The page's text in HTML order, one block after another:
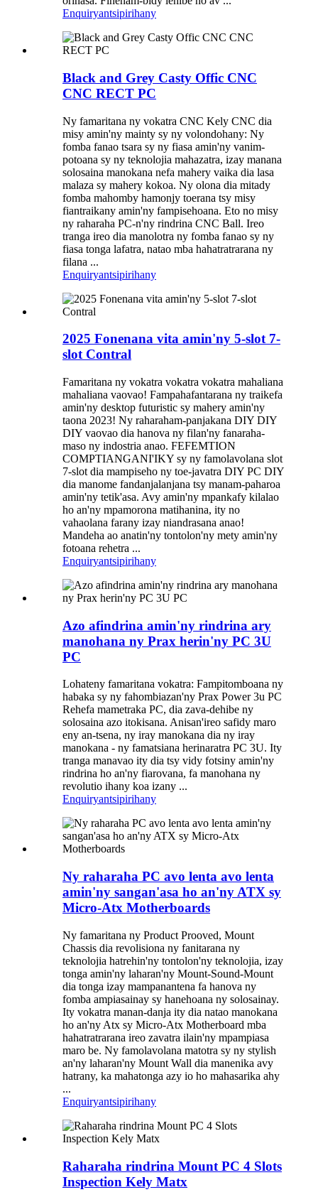
Enquiryantsipirihany
Black and Grey Casty Offic CNC
CNC RECT PC
Ny famaritana ny vokatra CNC Kely CNC dia
misy amin'ny mainty sy ny volondohany: Ny
fomba fanao tsara sy ny fiasa amin'ny vanim-
potoana sy ny teknolojia mahazatra, izay manana
solosaina manokana nefa mahery vaika dia lasa
malaza sy mahery kokoa. Ny olona dia mitady
fomba mahomby hamonjy toerana tsy misy
fiantraikany amin'ny fampisehoana. Eto no misy
ny raharaha PC-n'ny rindrina CNC Ball. Ireo
tranga ireo dia manolotra ny fomba fanao sy ny
fiasa tonga lafatra, natao mba hahatratrarana ny
filana ...
Enquiryantsipirihany
2025 Fonenana vita amin'ny 5-slot 7-
slot Contral
Famaritana ny vokatra vokatra vokatra mahaliana
mahaliana vaovao! Fampahafantarana ny traikefa
amin'ny desktop futuristic sy mahery amin'ny
taona 2023! Ny raharaham-panjakana DIY DIY
DIY vaovao dia hanova ny filan'ny fanaraha-
maso ny indostria anao. ⁣FEFEMTION
COMPTIANGANI'IKY sy ny famolavolana slot
7-slot dia mampiseho ny toe-javatra DIY PC DIY
dia manome fandanjalanjana tsy manam-paharoa
amin'ny tetik'asa. Avy amin'ny mpankafy kilalao
ho an'ny mpamorona matihanina, ity no
vahaolana farany izay niandrasana anao!
⁣Mandeha ao anatin'ny tontolon'ny mety amin'ny
fotoana rehetra ...
Enquiryantsipirihany
Azo afindrina amin'ny rindrina ary
manohana ny Prax herin'ny PC 3U
PC
Lohateny famaritana vokatra: Fampitomboana ny
habaka sy ny fahombiazan'ny Prax Power 3u PC
Rehefa mametraka PC, dia zava-dehibe ny
solosaina azo itokisana. Anisan'ireo safidy maro
eny an-tsena, ny iray manokana dia ny iray
manokana - ny famatsiana herinaratra PC 3U. Ity
tranga manavao ity dia tsy vidy fotsiny amin'ny
rindrina ho an'ny fiarovana, fa manohana ny
revolutio ihany koa izany ...
Enquiryantsipirihany
Ny raharaha PC avo lenta avo lenta
amin'ny sangan'asa ho an'ny ATX sy
Micro-Atx Motherboards
Ny famaritana ny Product Prooved, Mount
Chassis dia revolisiona ny fanitarana ny
teknolojia hatrehin'ny tontolon'ny teknolojia, izay
tonga amin'ny laharan'ny Mount-Sound-Mount
dia tonga izay mampanantena fa hanova ny
fomba ampiasainay sy hanehoana ny solosainay.
Ity vokatra manan-danja ity dia natao manokana
ho an'ny Atx sy Micro-Atx Motherboard mba
hahatratrarana ireo zavatra ilain'ny mpampiasa
maro be. Ny famolavolana matotra sy ny stylish
an'ny laharan'ny Mount Wall dia manenika avy
hatrany, ka mahatonga azy io ho mahasarika ahy
...
Enquiryantsipirihany
Raharaha rindrina Mount PC 4 Slots
Inspection Kely Matx